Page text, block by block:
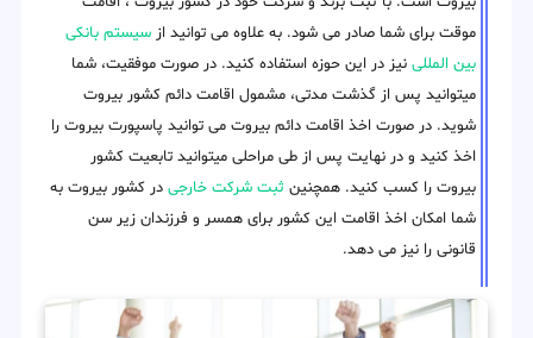
موقت برای شما صادر می شود. به علاوه می توانید از سیستم بانکی
بین المللی نیز در این حوزه استفاده کنید. در صورت موفقیت، شما
میتوانید پس از گذشت مدتی، مشمول اقامت دائم کشور بیروت
شوید. در صورت اخذ اقامت دائم بیروت می توانید پاسپورت بیروت را
اخذ کنید و در نهایت پس از طی مراحلی میتوانید تابعیت کشور
بیروت را کسب کنید. همچنین ثبت شرکت خارجی در کشور بیروت به
شما امکان اخذ اقامت این کشور برای همسر و فرزندان زیر سن
قانونی را نیز می دهد.